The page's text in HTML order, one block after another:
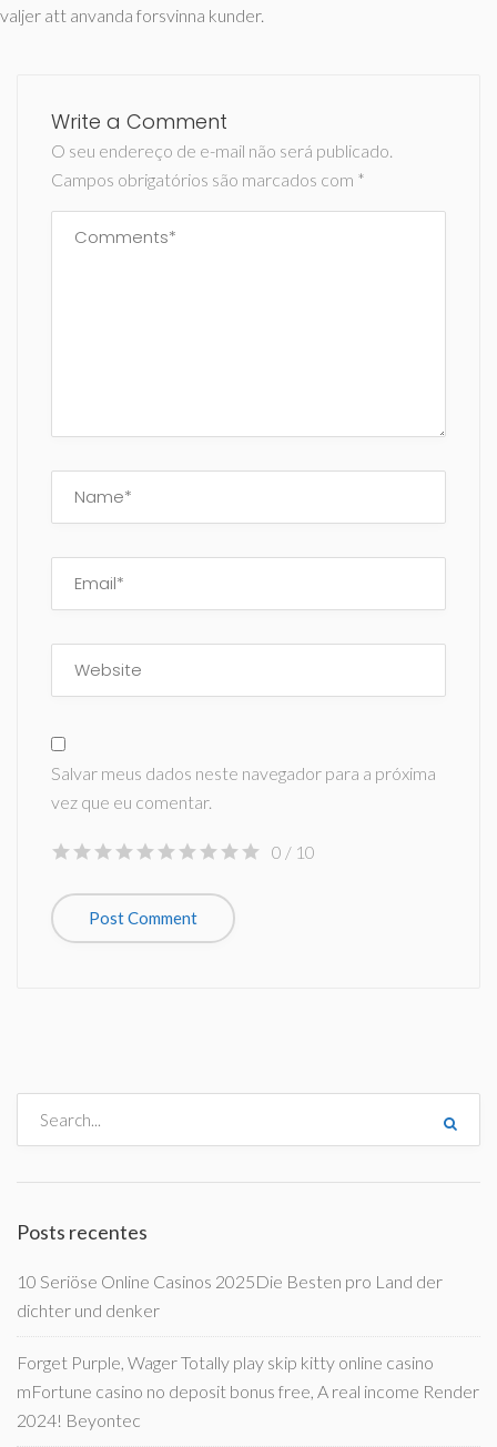
valjer att anvanda forsvinna kunder.
Write a Comment
O seu endereço de e-mail não será publicado.
Campos obrigatórios são marcados com *
Salvar meus dados neste navegador para a próxima
vez que eu comentar.
0 / 10
Posts recentes
10 Seriöse Online Casinos 2025Die Besten pro Land der
dichter und denker
Forget Purple, Wager Totally play skip kitty online casino
mFortune casino no deposit bonus free, A real income Render
2024! Beyontec